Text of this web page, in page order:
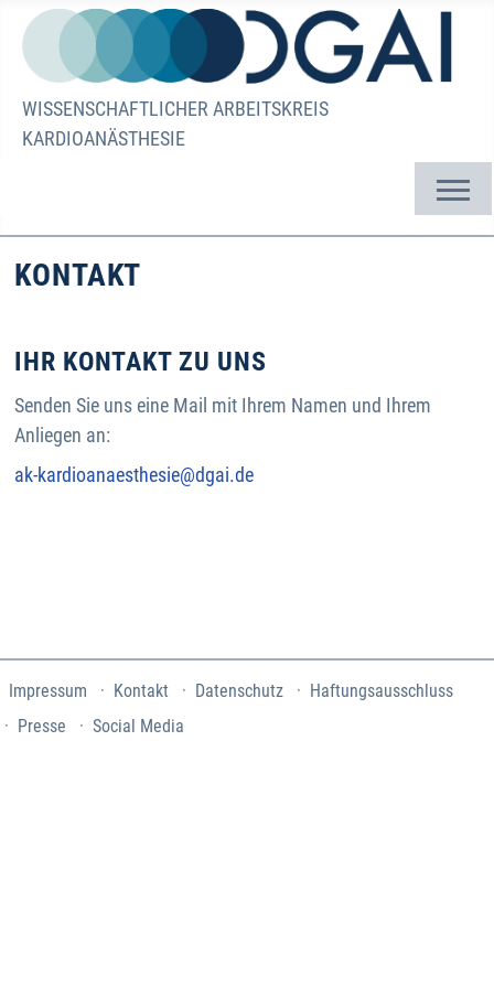
WISSENSCHAFTLICHER ARBEITSKREIS
KARDIOANÄSTHESIE
KONTAKT
IHR KONTAKT ZU UNS
Senden Sie uns eine Mail mit Ihrem Namen und Ihrem
Anliegen an:
ak-kardioanaesthesie@dgai.de
Impressum Kontakt Datenschutz
Haftungsausschluss
Presse
Social Media